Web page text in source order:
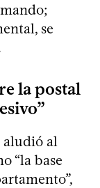
se
la postal
aludió al
“la base